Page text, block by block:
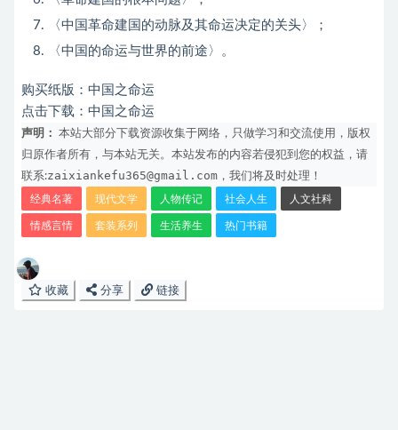
〈中国革命建国的动脉及其命运决定的关头〉；
〈中国的命运与世界的前途〉。
购买纸版： 中国之命运
点击下载： 中国之命运
声明：
本站大部分下载资源收集于网络，只做学习和交流使用，版权
归原作者所有，与本站无关。本站发布的内容若侵犯到您的权益，请
联系:zaixiankefu365@gmail.com ，我们将及时处理！
经典名著 现代文学 人物传记 社会人生 人文社科
情感言情 套装系列 生活养生 热门书籍
收藏 分享 链接